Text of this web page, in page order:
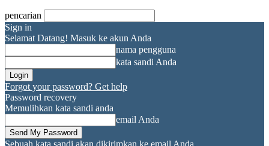
pencarian
Sign in
Selamat Datang! Masuk ke akun Anda
nama pengguna
kata sandi Anda
Forgot your password? Get help
Password recovery
Memulihkan kata sandi anda
email Anda
Sebuah kata sandi akan dikirimkan ke email Anda.